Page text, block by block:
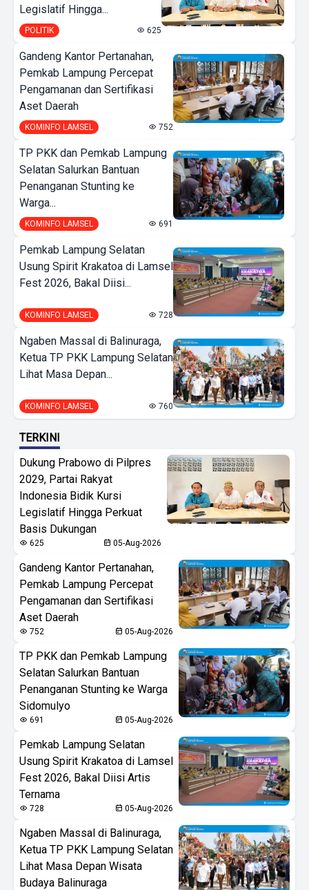
Legislatif Hingga...
POLITIK 625
Gandeng Kantor Pertanahan,
Pemkab Lampung Percepat
Pengamanan dan Sertifikasi
Aset Daerah
KOMINFO LAMSEL 752
TP PKK dan Pemkab Lampung
Selatan Salurkan Bantuan
Penanganan Stunting ke
Warga...
KOMINFO LAMSEL 691
Pemkab Lampung Selatan
Usung Spirit Krakatoa di Lamsel
Fest 2026, Bakal Diisi...
KOMINFO LAMSEL 728
Ngaben Massal di Balinuraga,
Ketua TP PKK Lampung Selatan
Lihat Masa Depan...
KOMINFO LAMSEL 760
TERKINI
Dukung Prabowo di Pilpres
2029, Partai Rakyat
Indonesia Bidik Kursi
Legislatif Hingga Perkuat
Basis Dukungan
625 05-Aug-2026
Gandeng Kantor Pertanahan,
Pemkab Lampung Percepat
Pengamanan dan Sertifikasi
Aset Daerah
752 05-Aug-2026
TP PKK dan Pemkab Lampung
Selatan Salurkan Bantuan
Penanganan Stunting ke Warga
Sidomulyo
691 05-Aug-2026
Pemkab Lampung Selatan
Usung Spirit Krakatoa di Lamsel
Fest 2026, Bakal Diisi Artis
Ternama
728 05-Aug-2026
Ngaben Massal di Balinuraga,
Ketua TP PKK Lampung Selatan
Lihat Masa Depan Wisata
Budaya Balinuraga